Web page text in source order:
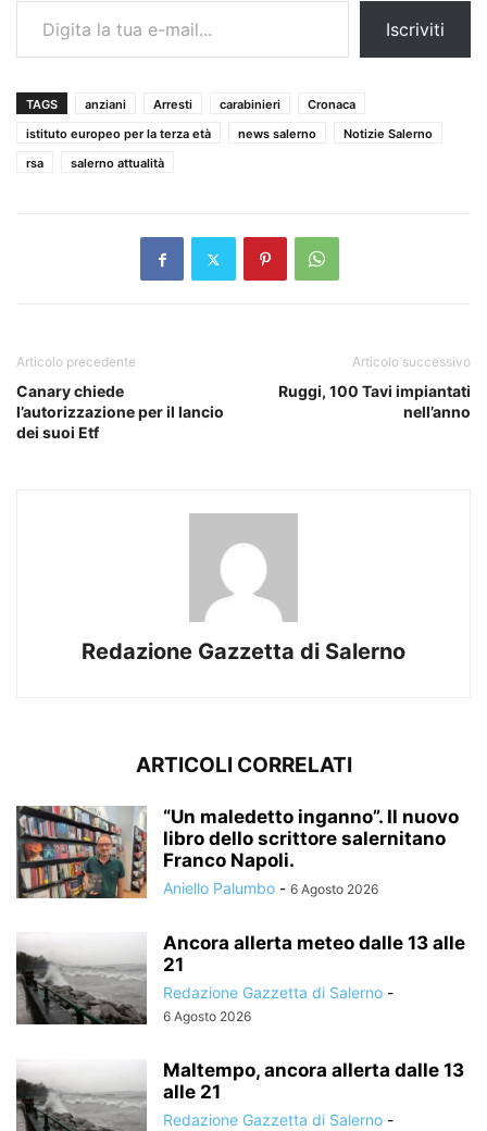
Iscriviti
TAGS anziani Arresti carabinieri
Cronaca
istituto europeo per la terza età
news salerno
Notizie Salerno
rsa
salerno attualità
Articolo precedente
Canary chiede
l’autorizzazione per il lancio
dei suoi Etf
Articolo successivo
Ruggi, 100 Tavi impiantati
nell’anno
Redazione Gazzetta di Salerno
ARTICOLI CORRELATI
“Un maledetto inganno”. Il nuovo
libro dello scrittore salernitano
Franco Napoli.
Aniello Palumbo - 6 Agosto 2026
Ancora allerta meteo dalle 13 alle
21
Redazione Gazzetta di Salerno -
6 Agosto 2026
Maltempo, ancora allerta dalle 13
alle 21
Redazione Gazzetta di Salerno -